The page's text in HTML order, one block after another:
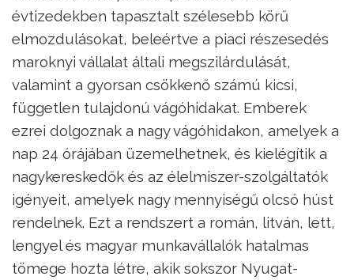
évtizedekben tapasztalt szélesebb körű
elmozdulásokat, beleértve a piaci részesedés
maroknyi vállalat általi megszilárdulását,
valamint a gyorsan csökkenő számú kicsi,
független tulajdonú vágóhidakat. Emberek
ezrei dolgoznak a nagy vágóhidakon, amelyek a
nap 24 órájában üzemelhetnek, és kielégítik a
nagykereskedők és az élelmiszer-szolgáltatók
igényeit, amelyek nagy mennyiségű olcsó húst
rendelnek. Ezt a rendszert a román, litván, lett,
lengyel és magyar munkavállalók hatalmas
tömege hozta létre, akik sokszor Nyugat-